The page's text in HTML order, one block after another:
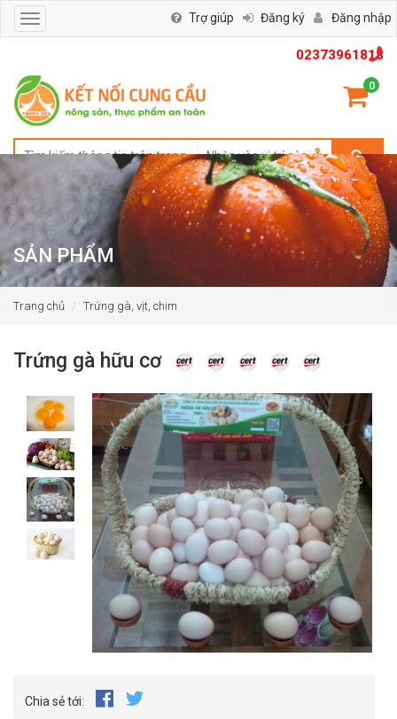
02373961818
0
Toggle
navigation
Trợ giúp Đăng ký Đăng nhập
SẢN PHẨM
Trang chủ Trứng gà, vịt, chim
Trứng gà hữu cơ
Chia sẻ tới: